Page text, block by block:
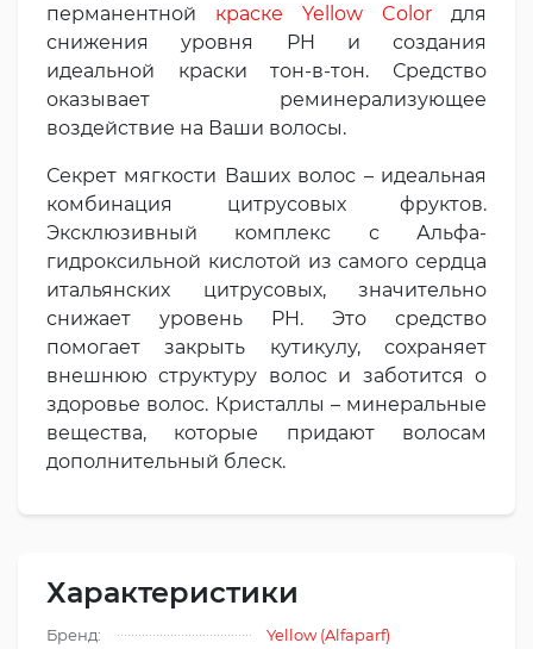
перманентной краске Yellow Color для
снижения уровня PH и создания
идеальной краски тон-в-тон. Средство
оказывает реминерализующее
воздействие на Ваши волосы.
Секрет мягкости Ваших волос – идеальная
комбинация цитрусовых фруктов.
Эксклюзивный комплекс с Альфа-
гидроксильной кислотой из самого сердца
итальянских цитрусовых, значительно
снижает уровень PH. Это средство
помогает закрыть кутикулу, сохраняет
внешнюю структуру волос и заботится о
здоровье волос. Кристаллы – минеральные
вещества, которые придают волосам
дополнительный блеск.
Характеристики
Бренд:
Yellow (Alfaparf)